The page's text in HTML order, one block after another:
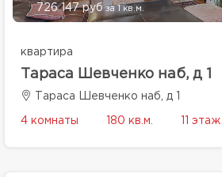
726 147 рубза 1 кв.м.
квартира
Тараса Шевченко наб, д 1
Тараса Шевченко наб, д 1
4 комнаты 180 кв.м. 11 этаж